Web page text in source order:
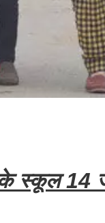
स्कूल 14